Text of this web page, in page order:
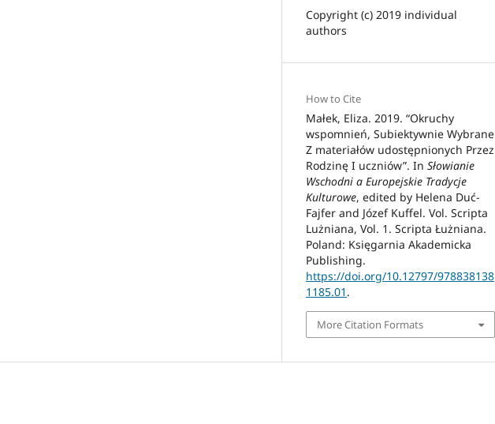
Copyright (c) 2019 individual
authors
How to Cite
Małek, Eliza. 2019. “Okruchy
wspomnień, Subiektywnie Wybrane
Z materiałów udostępnionych Przez
Rodzinę I uczniów”. In Słowianie
Wschodni a Europejskie Tradycje
Kulturowe, edited by Helena Duć-
Fajfer and Józef Kuffel. Vol. Scripta
Lużniana, Vol. 1. Scripta Łużniana.
Poland: Księgarnia Akademicka
Publishing.
https://doi.org/10.12797/978838138
1185.01 .
More Citation Formats